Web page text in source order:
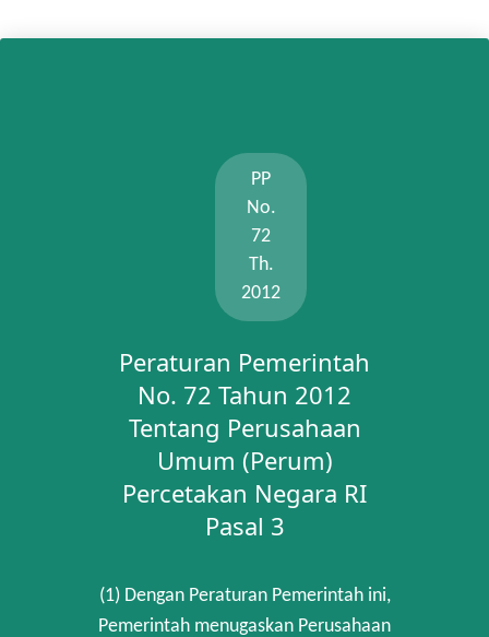
PP
No.
72
Th.
2012
Peraturan Pemerintah
No. 72 Tahun 2012
Tentang Perusahaan
Umum (Perum)
Percetakan Negara RI
Pasal 3
(1) Dengan Peraturan Pemerintah ini,
Pemerintah menugaskan Perusahaan